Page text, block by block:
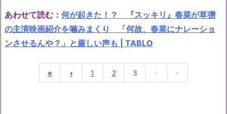
あわせて読む： 何が起きた！？ 『スッキリ』春菜が草彅
の主演映画紹介を噛みまくり 「何故、春菜にナレーショ
ンさせるんや？」と厳しい声も | TABLO
« ‹ 1 2 3 › »